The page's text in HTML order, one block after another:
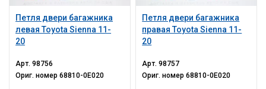
Петля двери багажника
левая Toyota Sienna 11-
20
Арт.98756
Ориг. номер68810-0E020
Петля двери багажника
правая Toyota Sienna 11-
20
Арт.98757
Ориг. номер68810-0E020